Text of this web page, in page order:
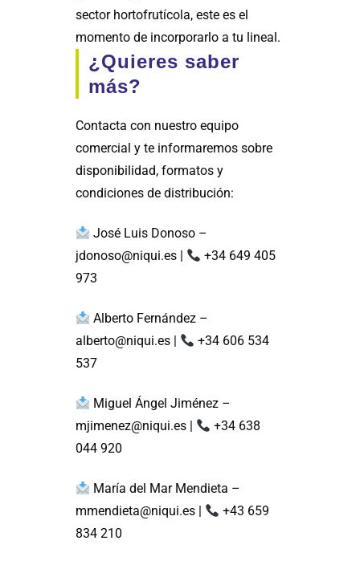
sector hortofrutícola, este es el
momento de incorporarlo a tu lineal.
¿Quieres saber
más?
Contacta con nuestro equipo
comercial y te informaremos sobre
disponibilidad, formatos y
condiciones de distribución:
José Luis Donoso –
jdonoso@niqui.es |
+34 649 405
973
Alberto Fernández –
alberto@niqui.es |
+34 606 534
537
Miguel Ángel Jiménez –
mjimenez@niqui.es |
+34 638
044 920
María del Mar Mendieta –
mmendieta@niqui.es |
+43 659
834 210